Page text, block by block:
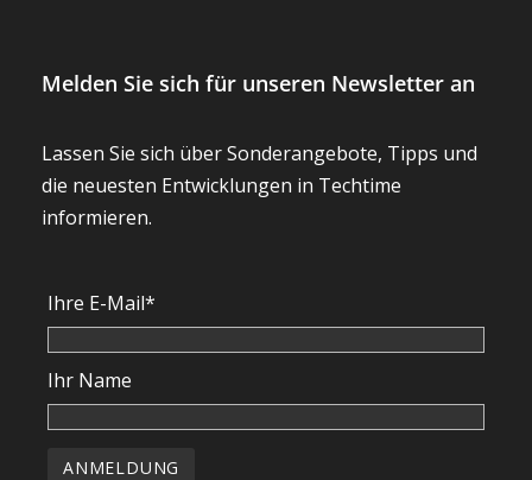
Melden Sie sich für unseren Newsletter an
Lassen Sie sich über Sonderangebote, Tipps und
die neuesten Entwicklungen in Techtime
informieren.
Ihre E-Mail*
Ihr Name